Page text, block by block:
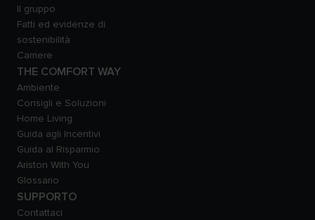
Il gruppo
Fatti ed evidenze di
sostenibilità
Carriere
THE COMFORT WAY
Ambiente
Consigli e Soluzioni
Home Living
Guida agli Incentivi
Guida al Risparmio
Ariston With You
Glossario
SUPPORTO
Contattaci